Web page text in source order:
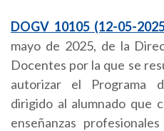
DOGV 10105 (12-05-
mayo de 2025, de la
Docentes por la que se
autorizar el Programa
dirigido al alumnado que
enseñanzas